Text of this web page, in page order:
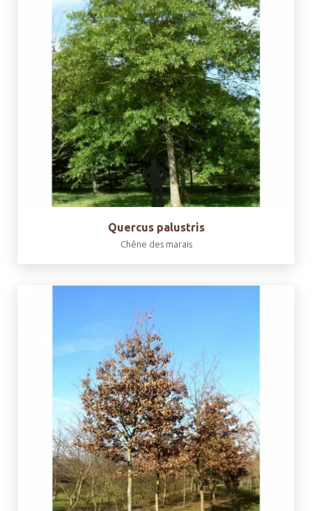
Quercus palustris
Chêne des marais